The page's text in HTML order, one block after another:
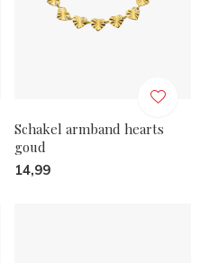
Schakel armband hearts
goud
14,99